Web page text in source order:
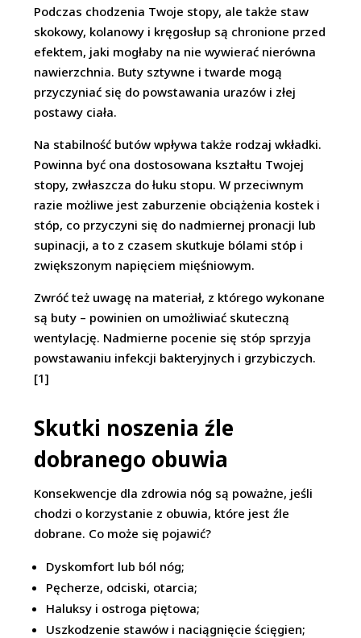
Podczas chodzenia Twoje stopy, ale także staw
skokowy, kolanowy i kręgosłup są chronione przed
efektem, jaki mogłaby na nie wywierać nierówna
nawierzchnia. Buty sztywne i twarde mogą
przyczyniać się do powstawania urazów i złej
postawy ciała.
Na stabilność butów wpływa także rodzaj wkładki.
Powinna być ona dostosowana kształtu Twojej
stopy, zwłaszcza do łuku stopu. W przeciwnym
razie możliwe jest zaburzenie obciążenia kostek i
stóp, co przyczyni się do nadmiernej pronacji lub
supinacji, a to z czasem skutkuje bólami stóp i
zwiększonym napięciem mięśniowym.
Zwróć też uwagę na materiał, z którego wykonane
są buty – powinien on umożliwiać skuteczną
wentylację. Nadmierne pocenie się stóp sprzyja
powstawaniu infekcji bakteryjnych i grzybiczych.
[1]
Skutki noszenia źle
dobranego obuwia
Konsekwencje dla zdrowia nóg są poważne, jeśli
chodzi o korzystanie z obuwia, które jest źle
dobrane. Co może się pojawić?
Dyskomfort lub ból nóg;
Pęcherze, odciski, otarcia;
Haluksy i ostroga piętowa;
Uszkodzenie stawów i naciągnięcie ścięgien;